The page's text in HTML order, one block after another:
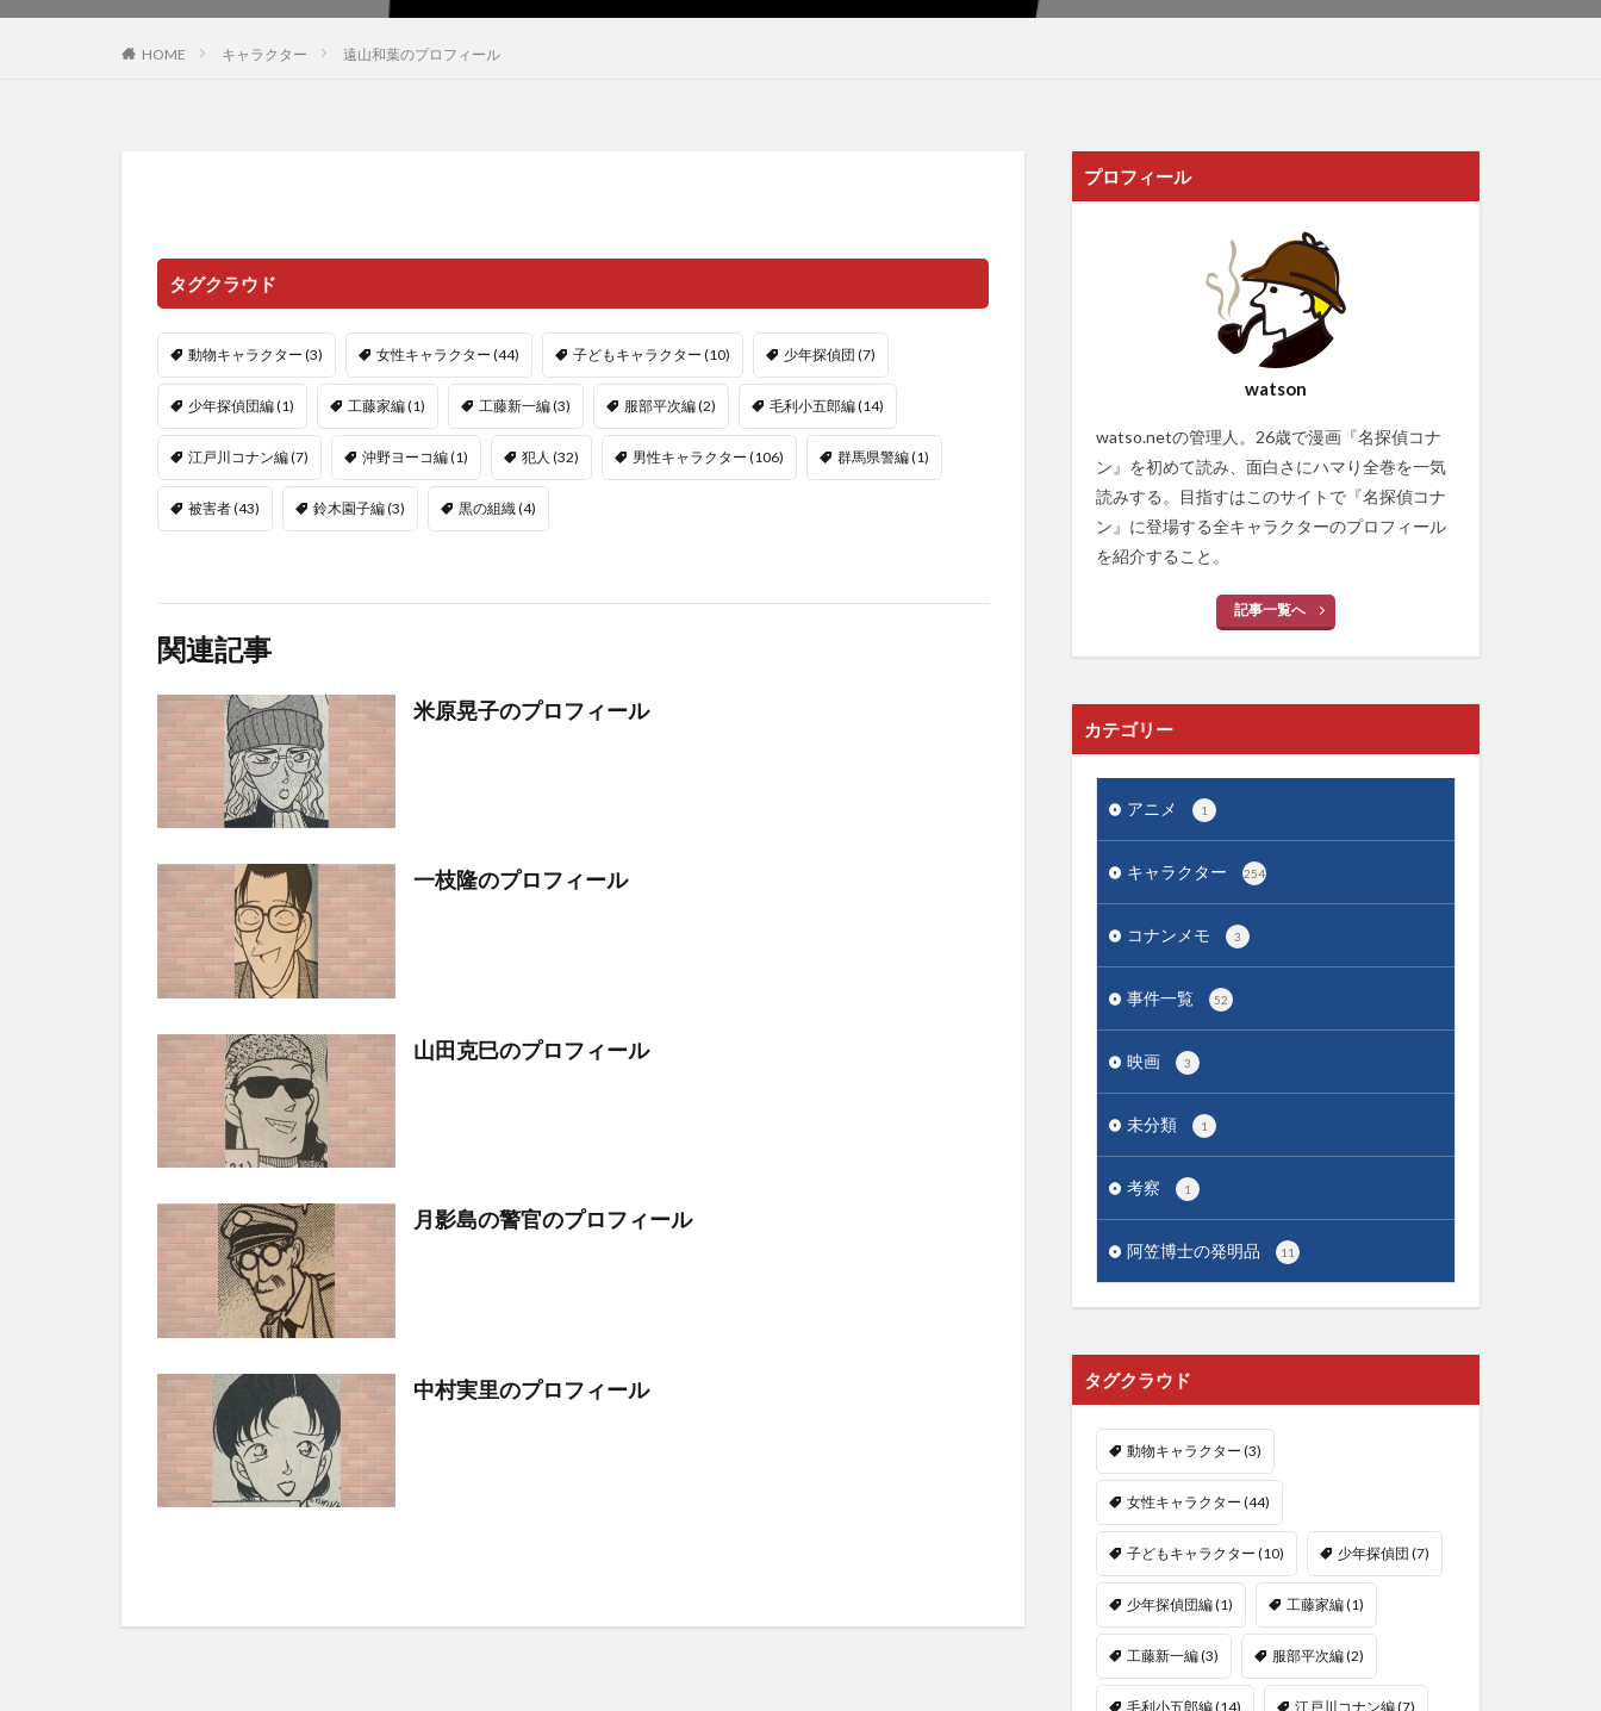
HOME キャラクター 遠山和葉のプロフィール
タグクラウド
動物キャラクター (3) 女性キャラクター (44) 子どもキャラクター (10) 少年探偵団 (7)
少年探偵団編(1) 工藤家編(1) 工藤新一編(3) 服部平次編(2) 毛利小五郎編(14)
江戸川コナン編(7) 沖野ヨーコ編(1) 犯人 (32) 男性キャラクター (106) 群馬県警編(1)
被害者(43) 鈴木園子編(3) 黒の組織 (4)
関連記事
米原晃子のプロフィール
一枝隆のプロフィール
山田克巳のプロフィール
月影島の警官のプロフィール
中村実里のプロフィール
プロフィール
watson
watso.netの管理人。26歳で漫画『名探偵コナ
ン』を初めて読み、面白さにハマり全巻を一気
読みする。目指すはこのサイトで『名探偵コナ
ン』に登場する全キャラクターのプロフィール
を紹介すること。
記事一覧へ
カテゴリー
アニメ 1
キャラクター 254
コナンメモ 3
事件一覧 52
映画 3
未分類 1
考察 1
阿笠博士の発明品 11
タグクラウド
動物キャラクター (3)
女性キャラクター (44)
子どもキャラクター (10) 少年探偵団 (7)
少年探偵団編(1) 工藤家編(1)
工藤新一編(3) 服部平次編(2)
毛利小五郎編(14) 江戸川コナン編(7)